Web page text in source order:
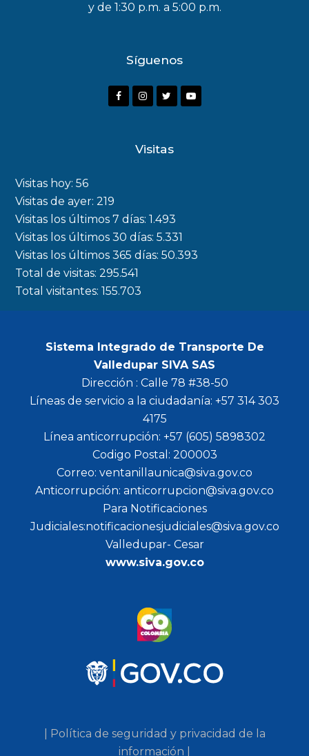
y de 1:30 p.m. a 5:00 p.m.
Síguenos
F
o
k
I
a
m
r
Y
Visitas
Visitas hoy:56
Visitas de ayer:219
Visitas los últimos 7 días:1.493
Visitas los últimos 30 días:5.331
Visitas los últimos 365 días:50.393
Total de visitas:295.541
Total visitantes:155.703
Sistema Integrado de Transporte De
Valledupar SIVA SAS
Dirección : Calle 78 #38-50
Líneas de servicio a la ciudadanía: +57 314 303
4175
Línea anticorrupción: +57 (605) 5898302
Codigo Postal: 200003
Correo: ventanillaunica@siva.gov.co
Anticorrupción: anticorrupcion@siva.gov.co
Para Notificaciones
Judiciales:notificacionesjudiciales@siva.gov.co
Valledupar- Cesar
www.siva.gov.co
| Política de seguridad y privacidad de la
información |